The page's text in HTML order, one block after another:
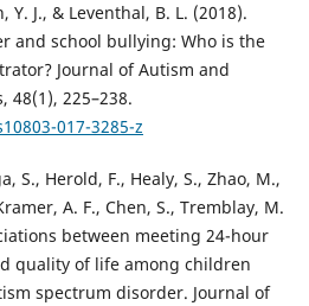
Y. J., & Leventhal, B. L. (2018).
and school bullying: Who is the
Journal of Autism and
48(1), 225–238.
017-3285-z
S., Herold, F., Healy, S., Zhao, M.,
A. F., Chen, S., Tremblay, M.
between meeting 24-hour
quality of life among children
spectrum disorder. Journal of